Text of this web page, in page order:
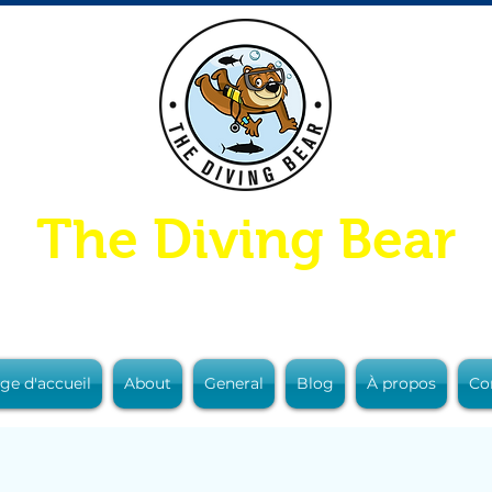
The Diving Bear
d'accueil About General Blog À propos